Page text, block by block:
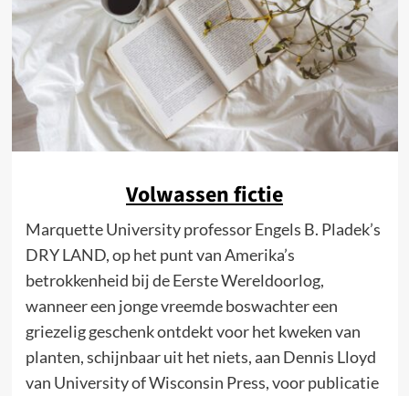
Volwassen fictie
Marquette University professor Engels B. Pladek’s
DRY LAND, op het punt van Amerika’s
betrokkenheid bij de Eerste Wereldoorlog,
wanneer een jonge vreemde boswachter een
griezelig geschenk ontdekt voor het kweken van
planten, schijnbaar uit het niets, aan Dennis Lloyd
van University of Wisconsin Press, voor publicatie